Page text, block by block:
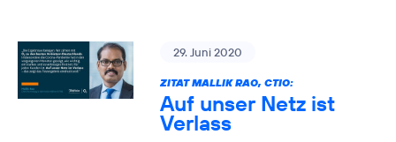
29. Juni 2020
ZITAT MALLIK RAO, CTIO:
Auf unser Netz ist
Verlass